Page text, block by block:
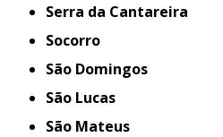
Serra da Cantareira
Socorro
São Domingos
São Lucas
São Mateus